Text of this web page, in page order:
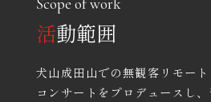
活動範囲
犬山成田山での無観客リモー
コンサートをプロデュースし